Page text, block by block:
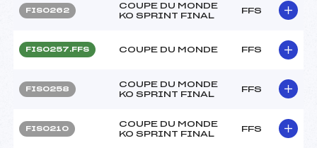
FIS0262
COUPE DU MONDE
KO SPRINT FINAL
FFS
FIS0257.FFS COUPE DU MONDE FFS
FIS0258
COUPE DU MONDE
KO SPRINT FINAL
FFS
FIS0210
COUPE DU MONDE
KO SPRINT FINAL
FFS